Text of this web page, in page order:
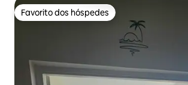
Favorito dos hóspedes
Favorito dos hóspedes